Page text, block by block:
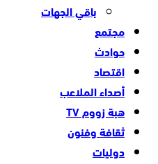
باقي الجهات
مجتمع
حوادث
اقتصاد
أصداء الملاعب
هبة زووم TV
ثقافة وفنون
دوليات